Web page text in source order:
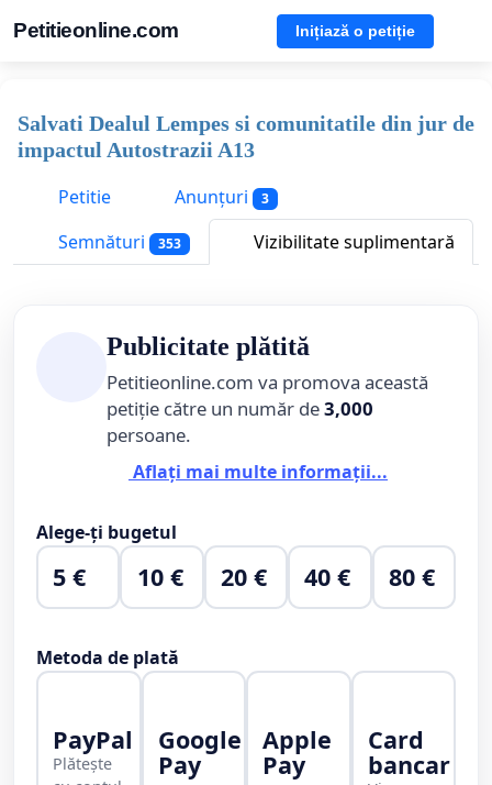
Petitieonline.com Inițiază o petiție
Salvati Dealul Lempes si comunitatile din jur de
impactul Autostrazii A13
Petitie
Anunțuri 3
Semnături 353 Vizibilitate suplimentară
Publicitate plătită
Petitieonline.com va promova această
petiție către un număr de3,000
persoane.
Aflați mai multe informații...
Alege-ți bugetul
5 € 10 € 20 € 40 € 80 €
Metoda de plată
PayPal
Plătește
Google
Pay
Apple
Pay
Card
bancar